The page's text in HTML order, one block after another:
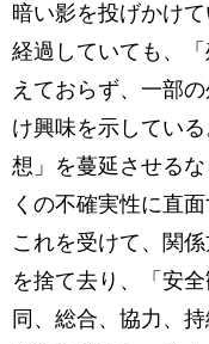
暗い影を投げかけ
経過していても、
えておらず、一部
け興味を示してい
想」を蔓延させる
くの不確実性に直
これを受けて、関
を捨て去り、「安
同、総合、協力、